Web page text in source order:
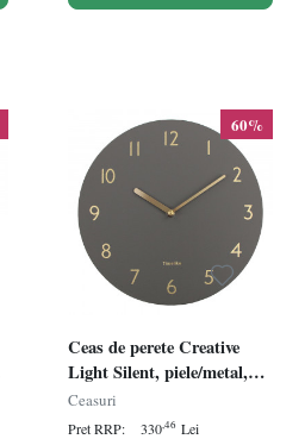
60%
Ceas de perete Creative
Light Silent, piele/metal,
gri/auriu, 30 cm
Ceasuri
Pret RRP: 330,46 Lei